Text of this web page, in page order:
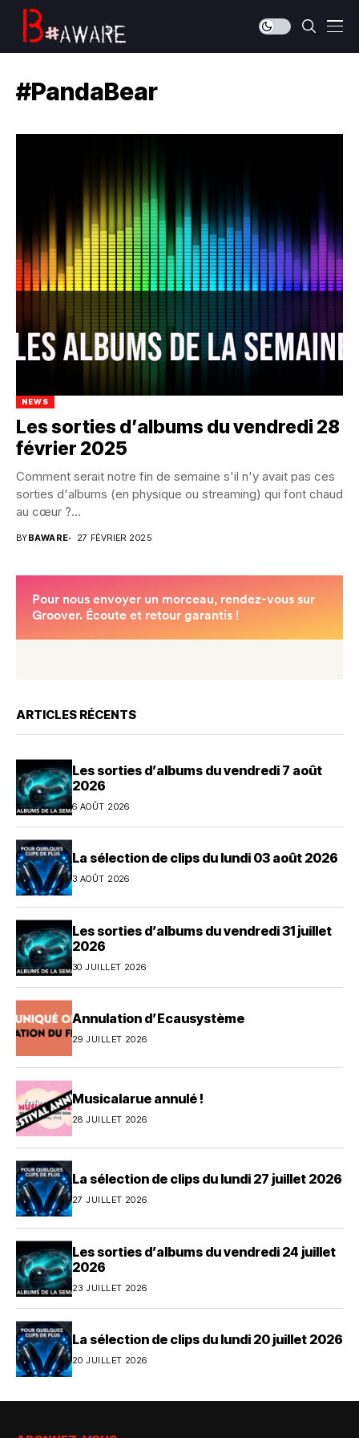
#PandaBear
NEWS
Les sorties d’albums du vendredi 28
février 2025
Comment serait notre fin de semaine s'il n'y avait pas ces
sorties d'albums (en physique ou streaming) qui font chaud
au cœur ?...
BYBAWARE 27 FÉVRIER 2025
ARTICLES RÉCENTS
Les sorties d’albums du vendredi 7 août
2026
6 AOÛT 2026
La sélection de clips du lundi 03 août 2026
3 AOÛT 2026
Les sorties d’albums du vendredi 31 juillet
2026
30 JUILLET 2026
Annulation d’Ecausystème
29 JUILLET 2026
Musicalarue annulé !
28 JUILLET 2026
La sélection de clips du lundi 27 juillet 2026
27 JUILLET 2026
Les sorties d’albums du vendredi 24 juillet
2026
23 JUILLET 2026
La sélection de clips du lundi 20 juillet 2026
20 JUILLET 2026